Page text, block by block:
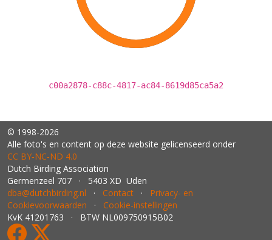
c00a2878-c88c-4817-ac84-8619d85ca5a2
© 1998-2026
Alle foto's en content op deze website gelicenseerd onder
CC BY‑NC‑ND 4.0
Dutch Birding Association
Germenzeel 707 · 5403 XD Uden
dba@dutchbirding.nl · Contact · Privacy- en
Cookievoorwaarden · Cookie-instellingen
KvK 41201763 · BTW NL009750915B02